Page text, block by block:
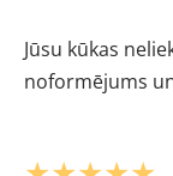
Jūsu kūkas
noformējums